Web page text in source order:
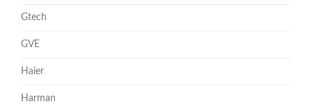
Gtech
GVE
Haier
Harman